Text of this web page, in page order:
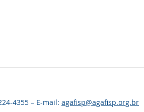
4355 – E-mail: agafisp@agafisp.org.br